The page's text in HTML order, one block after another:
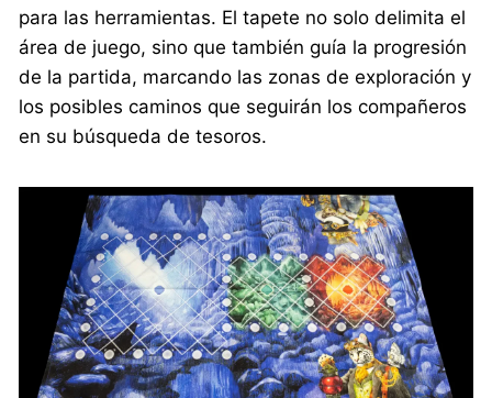
para las herramientas. El tapete no solo delimita el
área de juego, sino que también guía la progresión
de la partida, marcando las zonas de exploración y
los posibles caminos que seguirán los compañeros
en su búsqueda de tesoros.